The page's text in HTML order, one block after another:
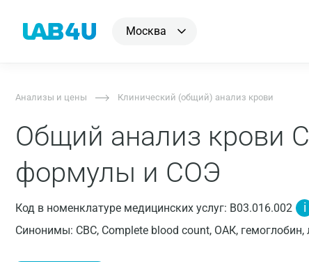
Москва
Анализы и цены Клинический (общий) анализ крови
Общий анализ крови
формулы и СОЭ
Код в номенклатуре медицинских услуг: B03.016.002 i
Синонимы: CBC, Complete blood count, ОАК,